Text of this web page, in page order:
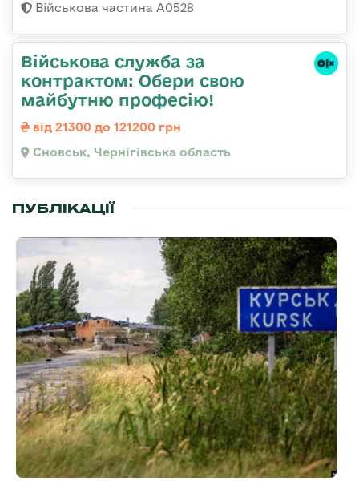
Військова частина А0528
Військова служба за
контрактом: Обери свою
майбутню професію!
від 21300 до 121200 грн
Сновськ, Чернігівська область
ПУБЛІКАЦІЇ